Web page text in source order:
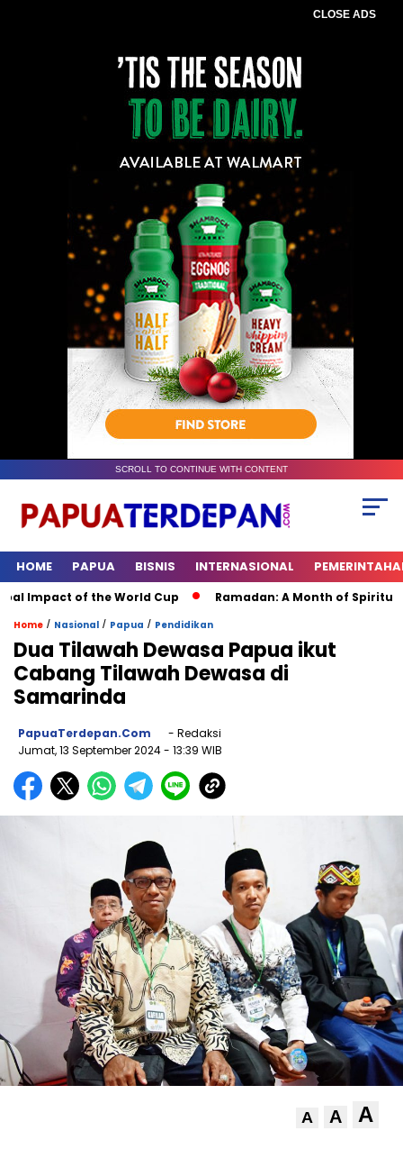
CLOSE ADS
SCROLL TO CONTINUE WITH CONTENT
HOME PAPUA BISNIS INTERNASIONAL
Impact of the World Cup Ramadan: A Month of Spiritual
Home / Nasional / Papua / Pendidikan
Dua Tilawah Dewasa Papua ikut
Cabang Tilawah Dewasa di
Samarinda
PapuaTerdepan.com
- Redaksi
Jumat, 13 September 2024- 13:39 WIB
A A A